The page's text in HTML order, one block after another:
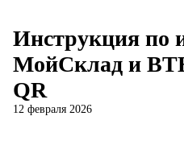
Инструкция по
МойСклад и
QR
12 февраля 2026